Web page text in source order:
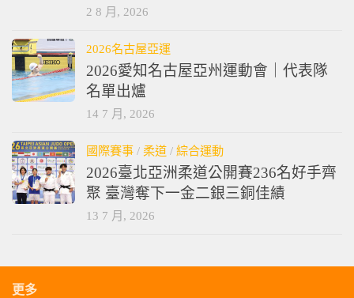
2 8 月, 2026
2026名古屋亞運
2026愛知名古屋亞州運動會｜代表隊
名單出爐
14 7 月, 2026
國際賽事 / 柔道 / 綜合運動
2026臺北亞洲柔道公開賽236名好手齊
聚 臺灣奪下一金二銀三銅佳績
13 7 月, 2026
更多